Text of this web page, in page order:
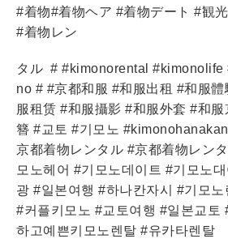
#着物#着物ヘア #着物デート #観
#着物レン
タル # #kimonorental #kimonolife
no # #京都和服 #和服出租 #和服
服租赁 #和服攝影 #和服外套 #和
簪 #교토 #기모노
京都着物レンタル #京都着物レン
모노헤어 #기모노데이트 #기모노
광 #일본여행 #하나칸자시 #기모
#커플키모노 #교토여행 #일본교토
하고예쁜키모노렌탈 #유카타렌탈